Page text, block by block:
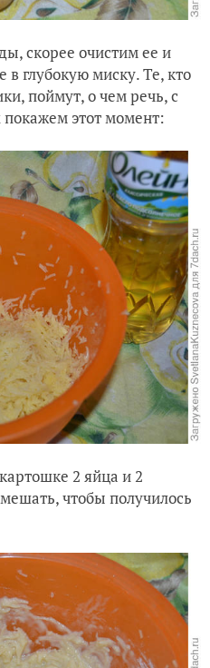
скорее очистим ее и
в глубокую миску. Те, кто
поймут, о чем речь, с
покажем этот момент:
2 яйца и 2
чтобы получилось